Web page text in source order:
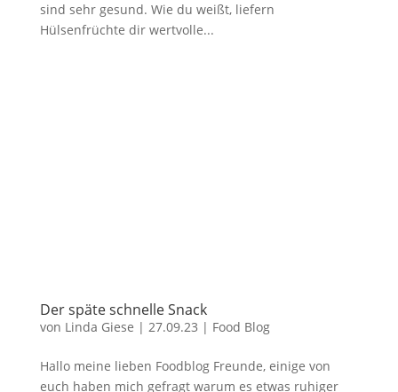
sind sehr gesund. Wie du weißt, liefern
Hülsenfrüchte dir wertvolle...
Der späte schnelle Snack
von Linda Giese | 27.09.23 | Food Blog
Hallo meine lieben Foodblog Freunde, einige von
euch haben mich gefragt warum es etwas ruhiger